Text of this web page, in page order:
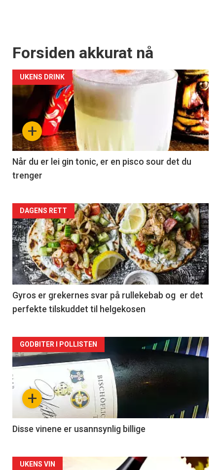
Forsiden akkurat nå
+
UKENS DRINK
Når du er lei gin tonic, er en pisco sour det du
trenger
Forsiden
akkurat
nå
-
2
DAGENS RETT
Gyros er grekernes svar på rullekebab og er det
perfekte tilskuddet til helgekosen
Forsiden
akkurat
nå
3
+
GODBITER I POLLISTEN
Disse vinene er usannsynlig billige
UKENS VIN